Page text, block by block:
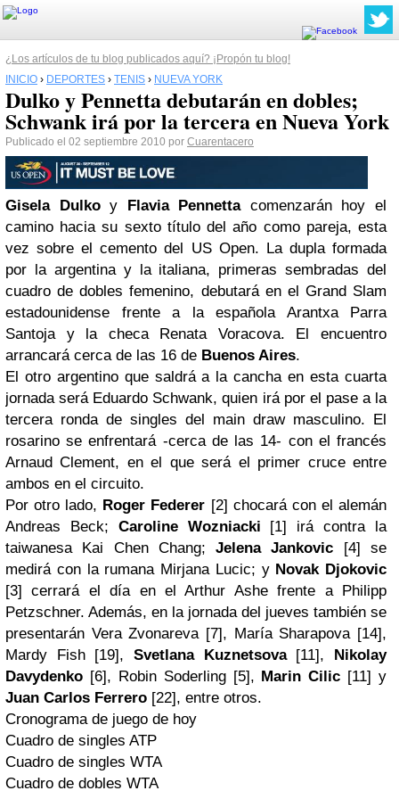
¿Los artículos de tu blog publicados aquí? ¡Propón tu blog!
INICIO › DEPORTES › TENIS › NUEVA YORK
Dulko y Pennetta debutarán en dobles;
Schwank irá por la tercera en Nueva York
Publicado el 02 septiembre 2010 por Cuarentacero
Gisela Dulkoy Flavia Pennettacomenzarán hoy el
camino hacia su sexto título del año como pareja, esta
vez sobre el cemento del US Open. La dupla formada
por la argentina y la italiana, primeras sembradas del
cuadro de dobles femenino, debutará en el Grand Slam
estadounidense frente a la española Arantxa Parra
Santoja y la checa Renata Voracova. El encuentro
arrancará cerca de las 16 de Buenos Aires.
El otro argentino que saldrá a la cancha en esta cuarta
jornada será Eduardo Schwank, quien irá por el pase a la
tercera ronda de singles del main drawmasculino. El
rosarino se enfrentará -cerca de las 14- con el francés
Arnaud Clement, en el que será el primer cruce entre
ambos en el circuito.
Por otro lado, Roger Federer [2] chocará con el alemán
Andreas Beck; Caroline Wozniacki [1] irá contra la
taiwanesa Kai Chen Chang;Jelena Jankovic [4] se
medirá con la rumana Mirjana Lucic; y Novak Djokovic
[3] cerrará el día en elArthur Ashefrente a Philipp
Petzschner. Además, en la jornada del jueves también se
presentarán Vera Zvonareva [7], María Sharapova [14],
Mardy Fish [19], Svetlana Kuznetsova[11], Nikolay
Davydenko [6], Robin Soderling [5], Marin Cilic [11] y
Juan Carlos Ferrero [22], entre otros.
Cronograma de juego de hoy
Cuadro de singles ATP
Cuadro de singles WTA
Cuadro de dobles WTA